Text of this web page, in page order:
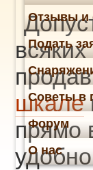
шкале
прямо
Отзывы и
Подать
Советы в
Форум
О нас